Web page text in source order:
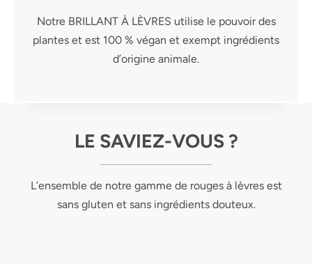
Notre BRILLANT À LÈVRES utilise le pouvoir des
plantes et est 100 % végan et exempt ingrédients
d’origine animale.
LE SAVIEZ-VOUS ?
L’ensemble de notre gamme de rouges à lèvres est
sans gluten et sans ingrédients douteux.